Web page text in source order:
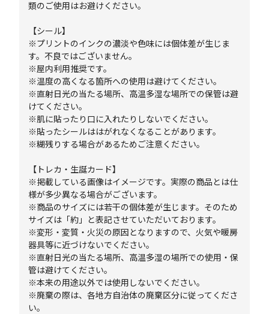
類のご使用はお避けください。
【シール】
※プリントのインクの濃淡や色味には個体差が生じま
す。不良ではございません。
※屋内利用推奨です。
※温度の高くなる箇所への使用は避けてください。
※直射日光の当たる場所、高温多湿な場所での保管は避
けてください。
※肌に貼ったり口に入れたりしないでください。
※貼ったシールははがれなくなることがあります。
※糊残りする場合があるためご注意ください。
【トレカ・生誕カード】
※掲載している画像はイメージです。実際の商品とは仕
様が多少異なる場合がございます。
※商品のサイズには若干の個体差が生じます。そのため
サイズは「約」と表記させていただいております。
※変形・変質・火災の原因となりますので、火気や暖房
器具等に近づけないでください。
※直射日光の当たる場所、高温多湿の場所での使用・保
管は避けてください。
※本来の用途以外では使用しないでください。
※廃棄の際は、各地方自治体の廃棄区分に従ってくださ
い。